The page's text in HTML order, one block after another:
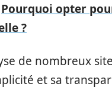
Pourquoi opter
?
de nombreux
et sa